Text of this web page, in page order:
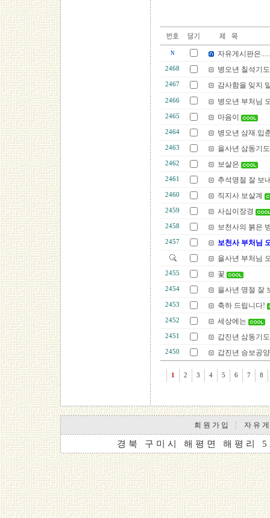
N 자유게시판은.....
2468 병오년 칠석기
2467 감사함을 잊지
2466 병오년 부처님
2465 마음이
2464 병오년 삼재.입
2463 을사년 삼동기
2462 보살은
2461 추석명절 잘 보
2460 직지사 보살계
2459 사십이장경
2458 보천사의 붉은
2457
보천사 부처님
을사년 부처님
2455 꽃
2454 을사년 명절 잘
2453 축하 드립니다!
2452 세상에는
2451 갑진년 삼동기
2450 갑진년 승보공양
1 2 3 4 5 6 7 8
회 원 가 입 자 유
경 북 구 미 시 해 평 면 해 평